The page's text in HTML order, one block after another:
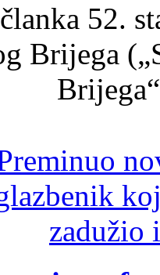
52.
Brijega